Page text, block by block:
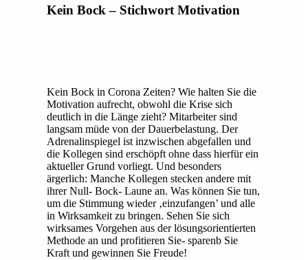
Kein Bock – Stichwort Motivation
Kein Bock in Corona Zeiten? Wie halten Sie die
Motivation aufrecht, obwohl die Krise sich
deutlich in die Länge zieht? Mitarbeiter sind
langsam müde von der Dauerbelastung. Der
Adrenalinspiegel ist inzwischen abgefallen und
die Kollegen sind erschöpft ohne dass hierfür ein
aktueller Grund vorliegt. Und besonders
ärgerlich: Manche Kollegen stecken andere mit
ihrer Null- Bock- Laune an. Was können Sie tun,
um die Stimmung wieder ‚einzufangen’ und alle
in Wirksamkeit zu bringen. Sehen Sie sich
wirksames Vorgehen aus der lösungsorientierten
Methode an und profitieren Sie- sparenb Sie
Kraft und gewinnen Sie Freude!